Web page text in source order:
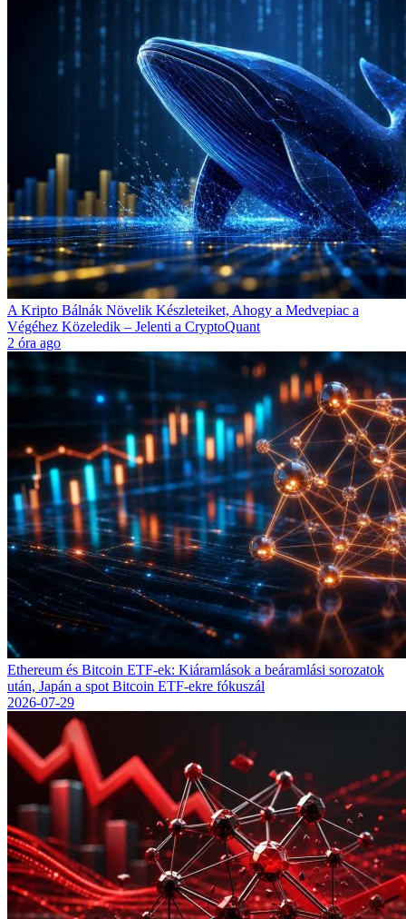
A Kripto Bálnák Növelik Készleteiket, Ahogy a Medvepiac a
Végéhez Közeledik – Jelenti a CryptoQuant
2 óra ago
Ethereum és Bitcoin ETF-ek: Kiáramlások a beáramlási sorozatok
után, Japán a spot Bitcoin ETF-ekre fókuszál
2026-07-29